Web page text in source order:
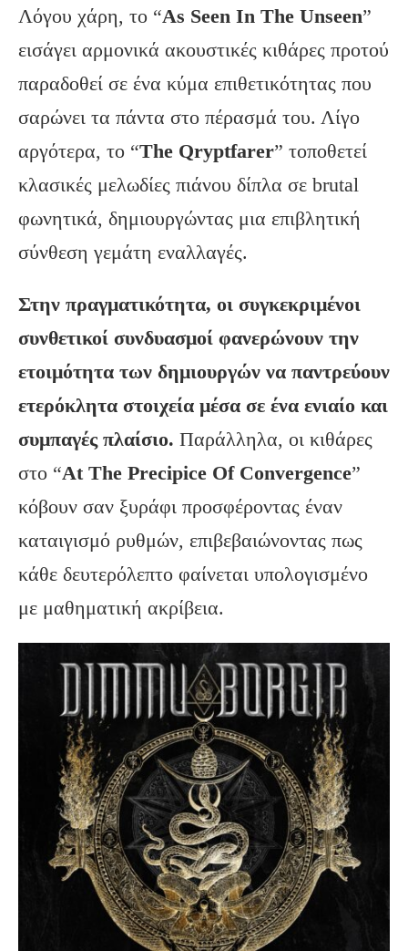
Λόγου χάρη, το “As Seen In The Unseen”
εισάγει αρμονικά ακουστικές κιθάρες προτού
παραδοθεί σε ένα κύμα επιθετικότητας που
σαρώνει τα πάντα στο πέρασμά του. Λίγο
αργότερα, το “The Qryptfarer” τοποθετεί
κλασικές μελωδίες πιάνου δίπλα σε brutal
φωνητικά, δημιουργώντας μια επιβλητική
σύνθεση γεμάτη εναλλαγές.
Στην πραγματικότητα, οι συγκεκριμένοι
συνθετικοί συνδυασμοί φανερώνουν την
ετοιμότητα των δημιουργών να παντρεύουν
ετερόκλητα στοιχεία μέσα σε ένα ενιαίο και
συμπαγές πλαίσιο. Παράλληλα, οι κιθάρες
στο “AtThe Precipice OfConvergence”
κόβουν σαν ξυράφι προσφέροντας έναν
καταιγισμό ρυθμών, επιβεβαιώνοντας πως
κάθε δευτερόλεπτο φαίνεται υπολογισμένο
με μαθηματική ακρίβεια.